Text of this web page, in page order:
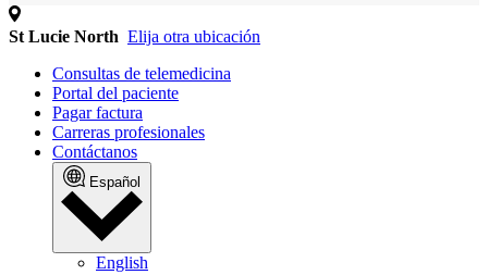
St Lucie North Elija otra ubicación
Consultas de telemedicina
Portal del paciente
Pagar factura
Carreras profesionales
Contáctanos
Español
English